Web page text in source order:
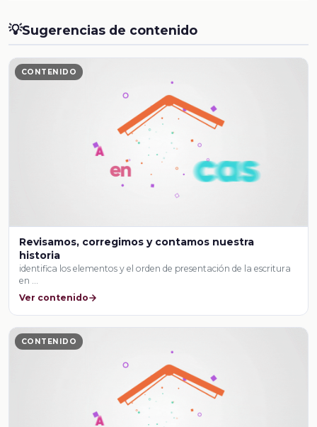
💡Sugerencias de contenido
CONTENIDO
Revisamos, corregimos y contamos nuestra
historia
identifica los elementos y el orden de presentación de la escritura
en …
Ver contenido
CONTENIDO